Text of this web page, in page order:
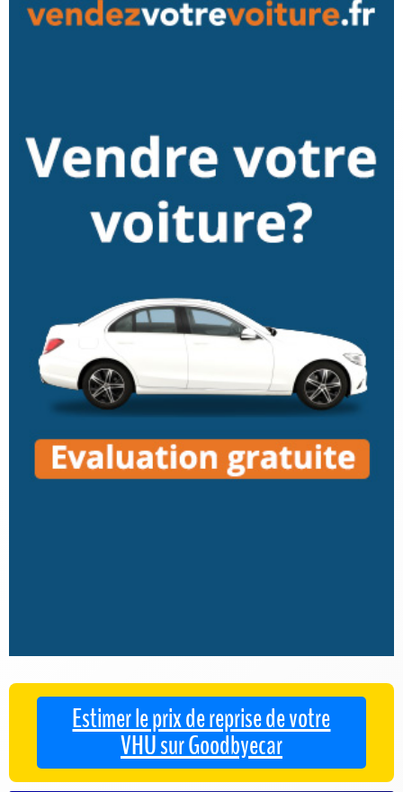
Estimer le prix de reprise de votre
VHU sur Goodbyecar